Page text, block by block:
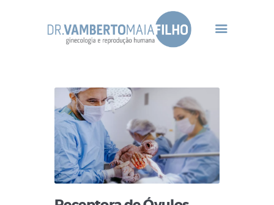
Dr Vamberto Maia
Infertilidade
Tratamentos
Gineco-Endócrino
Contato